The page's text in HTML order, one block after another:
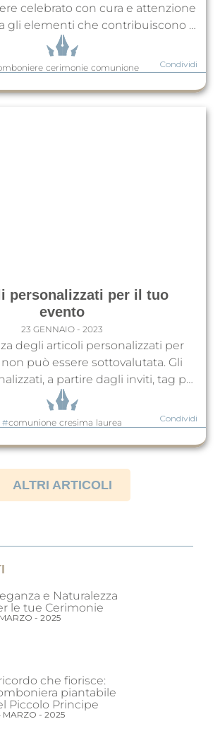
celebrato con cura e attenzione
gli elementi che contribuiscono a
unico questo giorno ci sono le
piccoli doni che simboleggiano
affetto verso amici e parenti. Per
di eleganza e originalità alle vostre
Condividi
cerimonie comunione
personalizzati per il tuo
evento
23 GENNAIO - 2023
degli articoli personalizzati per
può essere sottovalutata. Gli
a partire dagli inviti, tag per
e segnatavolo, possono
tocco unico ed esclusivo ad un
come un matrimonio, un
un compleanno. In primo luogo,
coordinata e in linea...
Condividi
#comunione cresima laurea
ALTRI ARTICOLI
e Naturalezza
le tue Cerimonie
- 2025
che fiorisce:
piantabile
Piccolo Principe
MARZO - 2025